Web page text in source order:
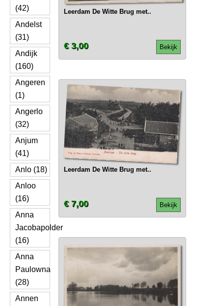
(42)
Andelst
(31)
Andijk
(160)
Angeren
(1)
Angerlo
(32)
Anjum
(41)
Anlo (18)
Anloo
(16)
Anna
Jacobapolder
(16)
Anna
Paulowna
(28)
Annen
Leerdam De Witte Brug met..
Bekijk
€ 3,00
Leerdam De Witte Brug met..
Bekijk
€ 7,00